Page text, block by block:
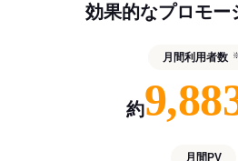
効果的なプロモー
月間利用者数
約
月間PV